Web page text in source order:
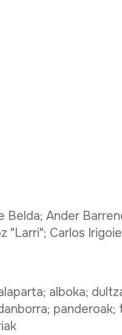
Belda; Ander
"Larri"; Carlos
alboka;
panderoak;